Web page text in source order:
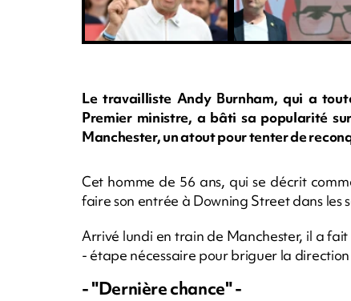
Le travailliste Andy Burnham, qui a
Premier ministre, a bâti sa popularité
Manchester, un atout pour tenter de
Cet homme de 56 ans, qui se décrit
faire son entrée à Downing Street dans les
Arrivé lundi en train de Manchester, il a
- étape nécessaire pour briguer la
- "Dernière chance" -